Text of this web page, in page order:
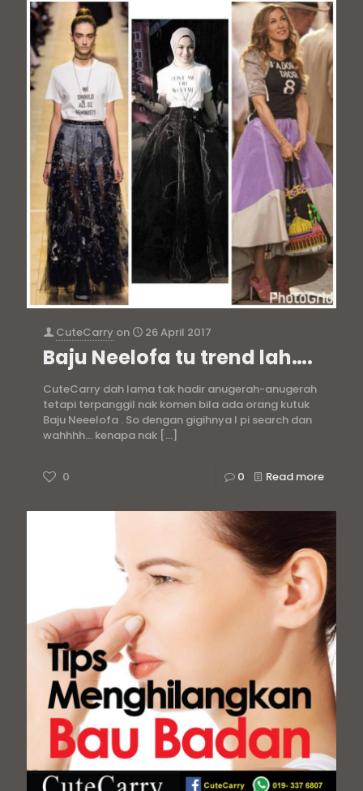
CuteCarry on 26 April 2017
Baju Neelofa tu trend lah….
CuteCarry dah lama tak hadir anugerah-anugerah
tetapi terpanggil nak komen bila ada orang kutuk
Baju Neeelofa . So dengan gigihnya I pi search dan
wahhhh… kenapa nak […]
0 0 Read more